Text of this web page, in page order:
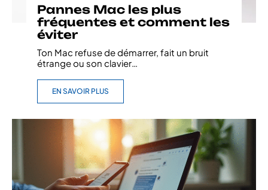
Pannes Mac les plus
fréquentes et comment les
éviter
Ton Mac refuse de démarrer, fait un bruit
étrange ou son clavier
EN SAVOIR PLUS